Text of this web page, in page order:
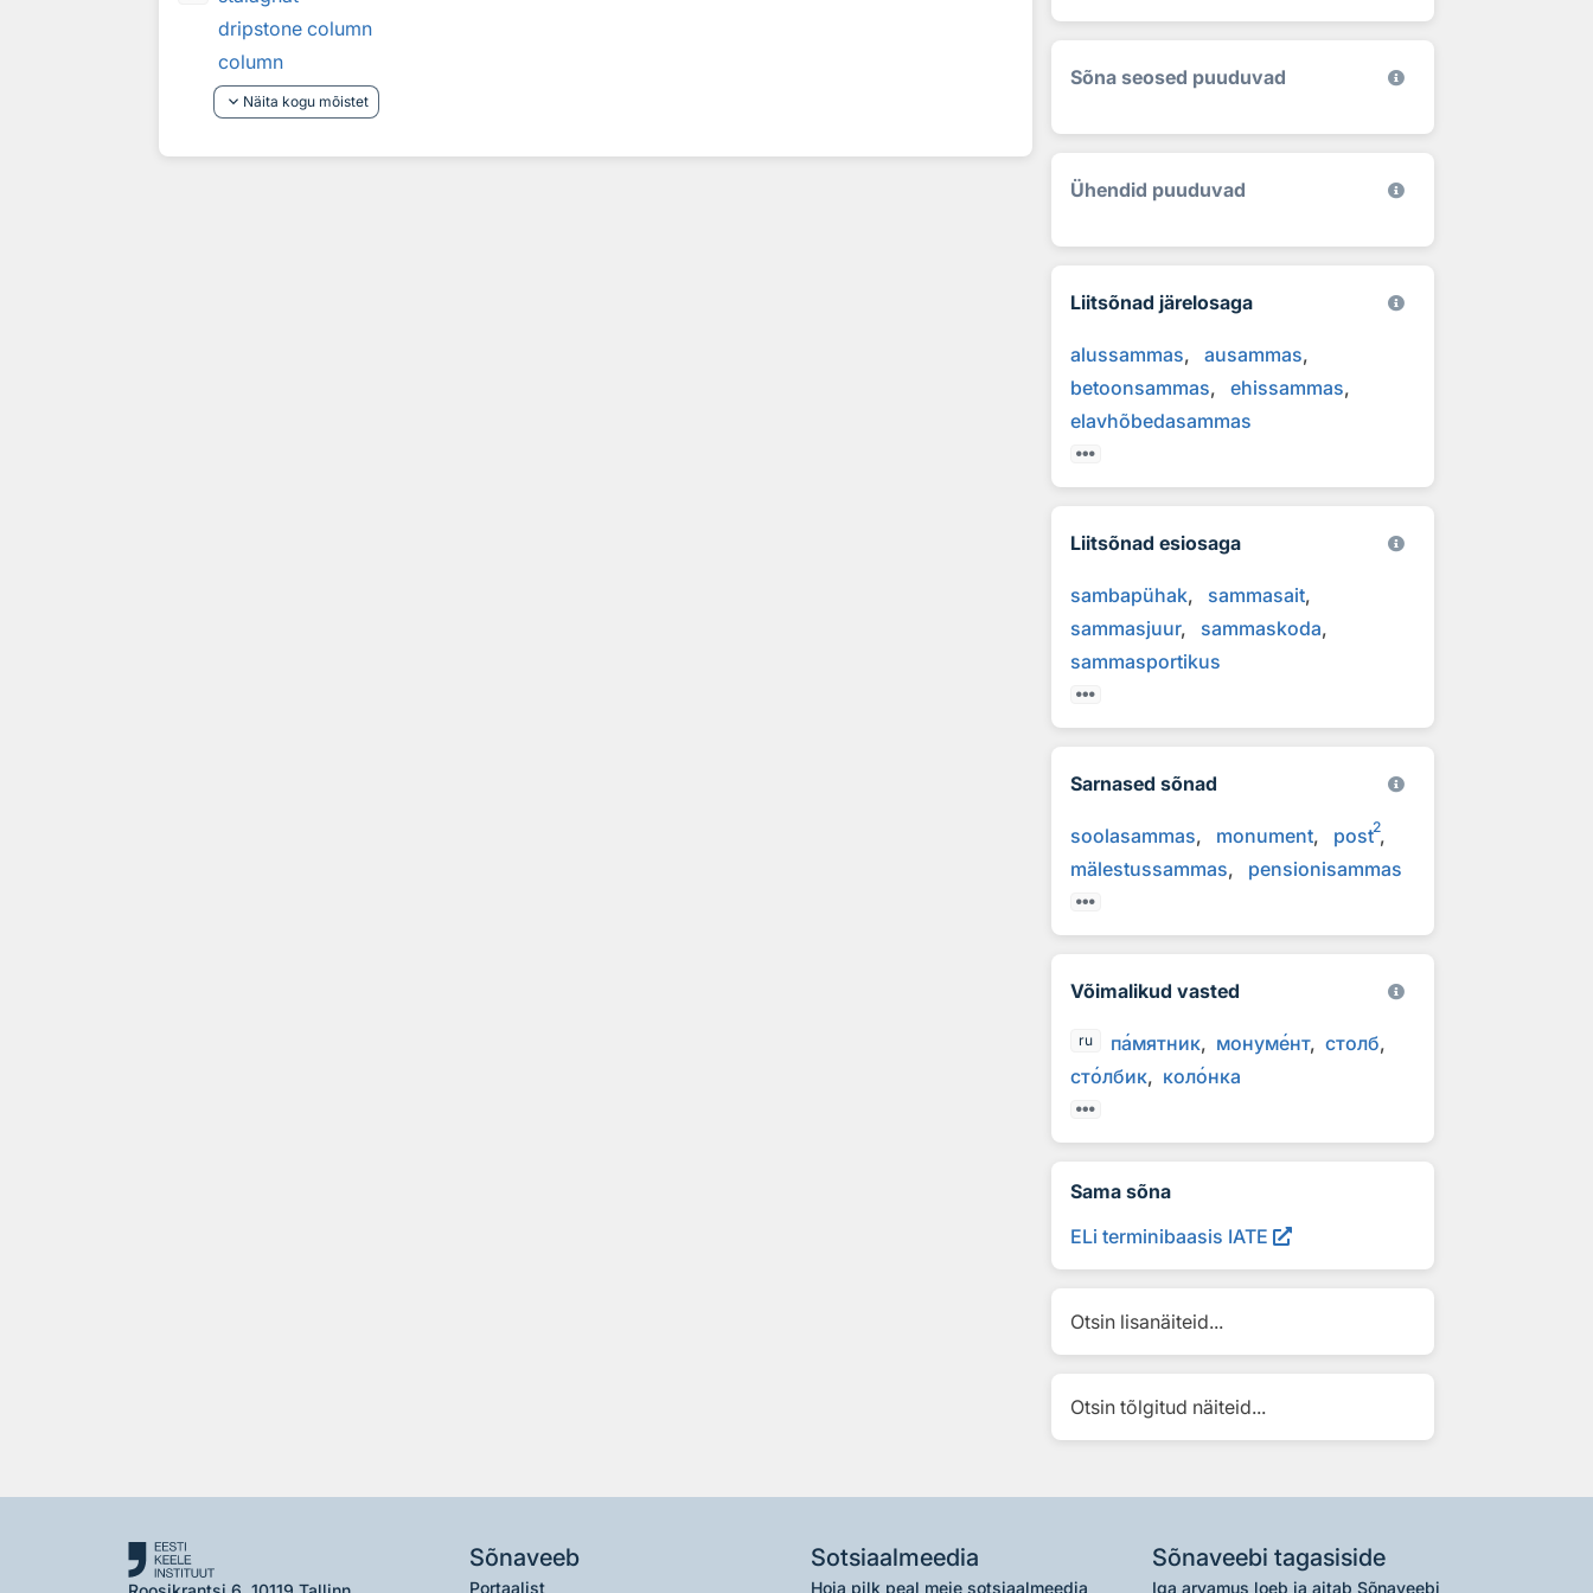
dripstone column
column
keyboard_arrow_down Näita kogu mõistet
Sõna seosed puuduvad
Ühendid puuduvad
Liitsõnad järelosaga
alussammas
ausammas
betoonsammas
ehissammas
elavhõbedasammas
Liitsõnad esiosaga
sambapühak
sammasait
sammasjuur
sammaskoda
sammasportikus
Sarnased sõnad
soolasammas monument post2
mälestussammas pensionisammas
Võimalikud vasted
ru памятник монумент
столб
столбик колонка
Sama sõna
ELi terminibaasis IATE
Otsin lisanäiteid...
Otsin tõlgitud näiteid...
Sõnaveeb
Portaalist
Sotsiaalmeedia
Hoia pilk peal meie sotsiaalmeedia
Sõnaveebi tagasiside
Iga arvamus loeb ja aitab Sõnaveebi